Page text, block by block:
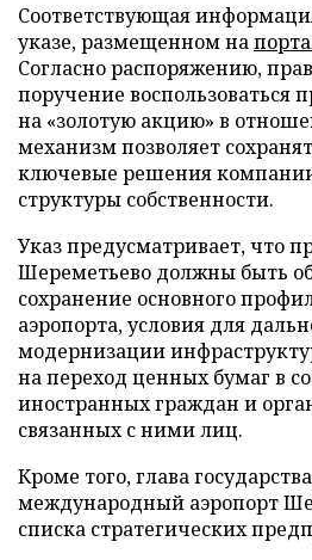
Соответствующая
указе, размещенном на
Согласно распоряжению,
поручение воспользоваться
на «золотую акцию» в
механизм позволяет
ключевые решения
структуры собственности.
Указ предусматривает, что
Шереметьево должны быть
сохранение основного
аэропорта, условия для
модернизации
на переход ценных бумаг в
иностранных граждан и
связанных с ними лиц.
Кроме того, глава
международный аэропорт
списка стратегических